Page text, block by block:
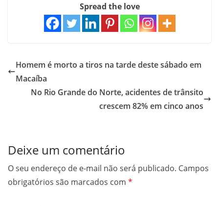
Spread the love
Homem é morto a tiros na tarde deste sábado em
Macaíba
No Rio Grande do Norte, acidentes de trânsito
crescem 82% em cinco anos
Deixe um comentário
O seu endereço de e-mail não será publicado. Campos
obrigatórios são marcados com *